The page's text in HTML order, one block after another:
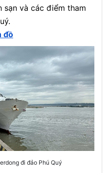
sạn và các điểm tham
đồ
đi đảo Phú Quý